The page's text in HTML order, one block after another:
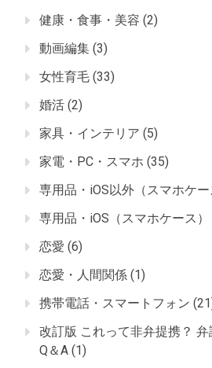
健康・食事・美容 (2)
動画編集 (3)
女性育毛 (33)
婚活 (2)
家具・インテリア (5)
家電・PC・スマホ (35)
専用品・iOS以外（スマホケー
専用品・iOS（スマホケース）
恋愛 (6)
恋愛・人間関係 (1)
携帯電話・スマートフォン
改訂版 これって非弁提携？
Q＆A (1)